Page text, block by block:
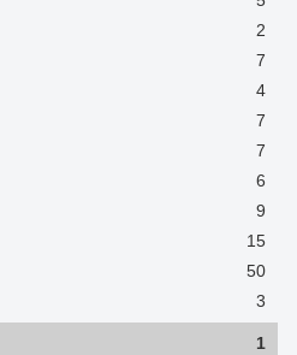
2
7
4
7
7
6
9
15
50
3
1